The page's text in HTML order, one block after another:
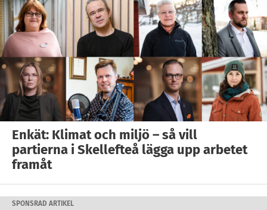
Enkät: Klimat och miljö – så vill
partierna i Skellefteå lägga upp arbetet
framåt
SPONSRAD ARTIKEL